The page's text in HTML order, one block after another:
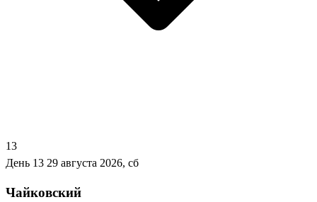
13
День 13 29 августа 2026, сб
Чайковский